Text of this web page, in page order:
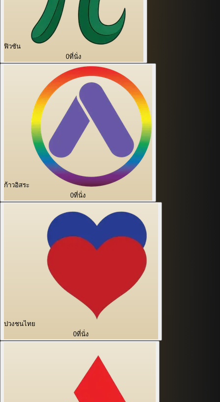
ฟิวชัน
0ที่นั่ง
ก้าวอิสระ
0ที่นั่ง
ปวงชนไทย
0ที่นั่ง